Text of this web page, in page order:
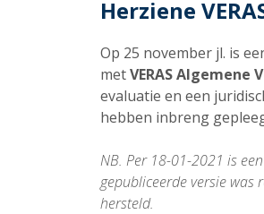
Herziene
Op 25 november jl. is
metVERAS Algemene
evaluatie en een
hebben inbreng
NB. Per 18-01-2021 is
gepubliceerde versie was
hersteld.